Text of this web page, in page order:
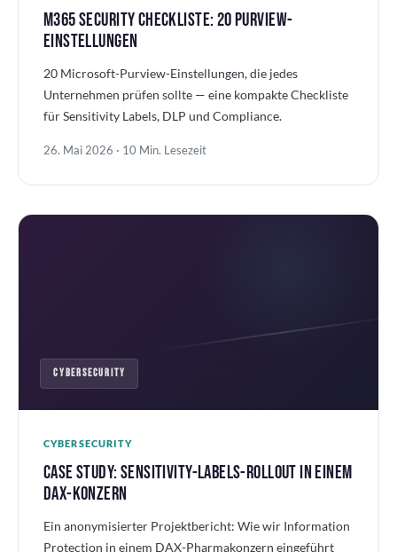
M365 SECURITY CHECKLISTE: 20 PURVIEW-
EINSTELLUNGEN
20 Microsoft-Purview-Einstellungen, die jedes
Unternehmen prüfen sollte — eine kompakte Checkliste
für Sensitivity Labels, DLP und Compliance.
26. Mai 2026 · 10 Min. Lesezeit
CYBERSECURITY
CYBERSECURITY
CASE STUDY: SENSITIVITY-LABELS-ROLLOUT IN EINEM
DAX-KONZERN
Ein anonymisierter Projektbericht: Wie wir Information
Protection in einem DAX-Pharmakonzern eingeführt